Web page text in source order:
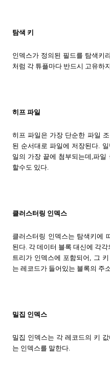
탐색 키
인덱스가 정의된 필드를 탐색키
처럼 각 튜플마다 반드시 고유하
히프 파일
히프 파일은 가장 단순한 파일
된 순서대로 파일에 저장된다.
일의 가장 끝에 첨부되는데,파
할수도 있다.
클러스터링 인덱스
클러스터링 인덱스는 탐색키에
된다. 각 데이터 블록 대신에 각
트리가 인덱스에 포함되어, 그
는 레코드가 들어있는 블록의 주
밀집 인덱스
밀집 인덱스는 각 레코드의 키
는 인덱스를 말한다.